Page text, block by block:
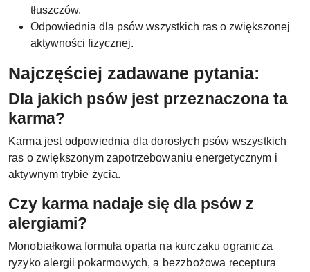
tłuszczów.
Odpowiednia dla psów wszystkich ras o zwiększonej
aktywności fizycznej.
Najczęściej zadawane pytania:
Dla jakich psów jest przeznaczona ta
karma?
Karma jest odpowiednia dla dorosłych psów wszystkich
ras o zwiększonym zapotrzebowaniu energetycznym i
aktywnym trybie życia.
Czy karma nadaje się dla psów z
alergiami?
Monobiałkowa formuła oparta na kurczaku ogranicza
ryzyko alergii pokarmowych, a bezzbożowa receptura